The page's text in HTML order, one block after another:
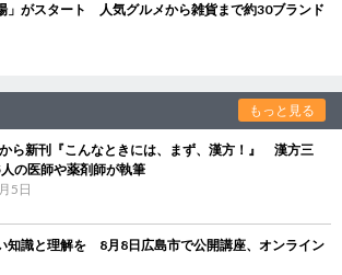
」がスタート 人気グルメから雑貨まで約30ブランド
もっと見る
ら新刊『こんなときには、まず、漢方！』 漢方三
の医師や薬剤師が執筆
5日
知識と理解を 8月8日広島市で公開講座、オンライン